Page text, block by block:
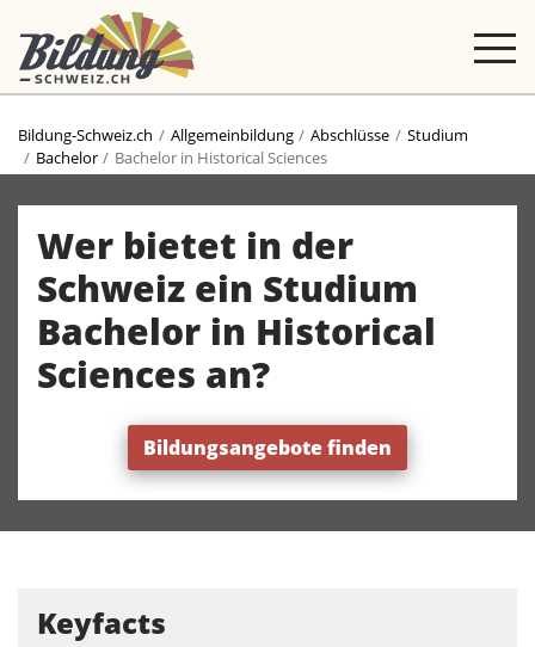
Bildung-Schweiz.ch Allgemeinbildung Abschlüsse
Studium
Bachelor
Bachelor in Historical Sciences
Wer bietet in der
Schweiz ein Studium
Bachelor in Historical
Sciences an?
Bildungsangebote finden
Keyfacts